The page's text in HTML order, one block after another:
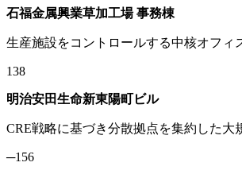
石福金属興業草加工場 事務棟
生産施設をコントロールする中核オフィ
138
明治安田生命新東陽町ビル
CRE戦略に基づき分散拠点を集約した大
─156